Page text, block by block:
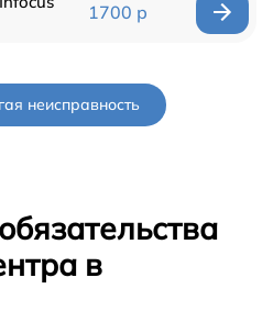
1700 р
неисправность
в